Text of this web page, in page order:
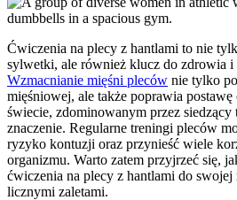
Ćwiczenia na plecy z hantlami to nie
sylwetki, ale również klucz do zdrowia i
Wzmacnianie mięśni pleców nie tylko
mięśniowej, ale także poprawia postawę
świecie, zdominowanym przez
znaczenie. Regularne treningi pleców
ryzyko kontuzji oraz przynieść wiele
organizmu. Warto zatem przyjrzeć się,
ćwiczenia na plecy z hantlami do
licznymi zaletami.